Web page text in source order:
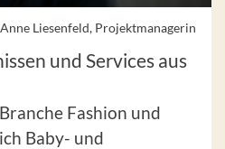
Liesenfeld, Projektmanagerin
und Services aus
Fashion und
Baby- und